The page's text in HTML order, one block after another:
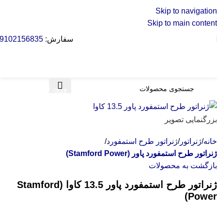
Skip to navigation
Skip to main content
سفارش:
ورود / ثبت نام
بزرگنمایی تصویر
خانه ژنراتور ژنراتور طرح استمفورد
ژنراتور طرح استمفورد پاور (Stamford Power)
بازگشت به محصولات
ژنراتور طرح استمفورد پاور 13.5 کاوا (Stamford
Power)